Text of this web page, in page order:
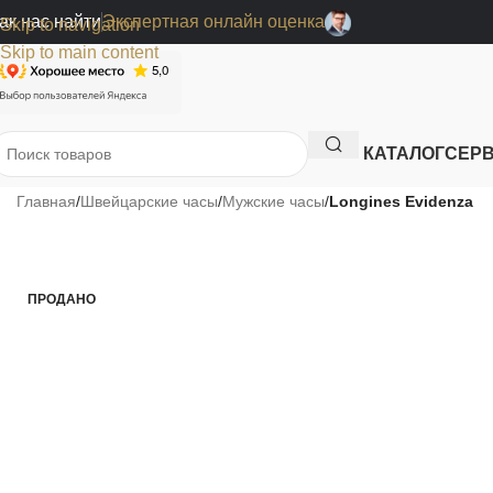
Skip to navigation
Skip to main content
нас найтиЭкспертная онлайн оценка
КАТАЛОГ
Главная/Швейцарские часы/Мужские часы/Longines Evidenza
ПРОДАНО